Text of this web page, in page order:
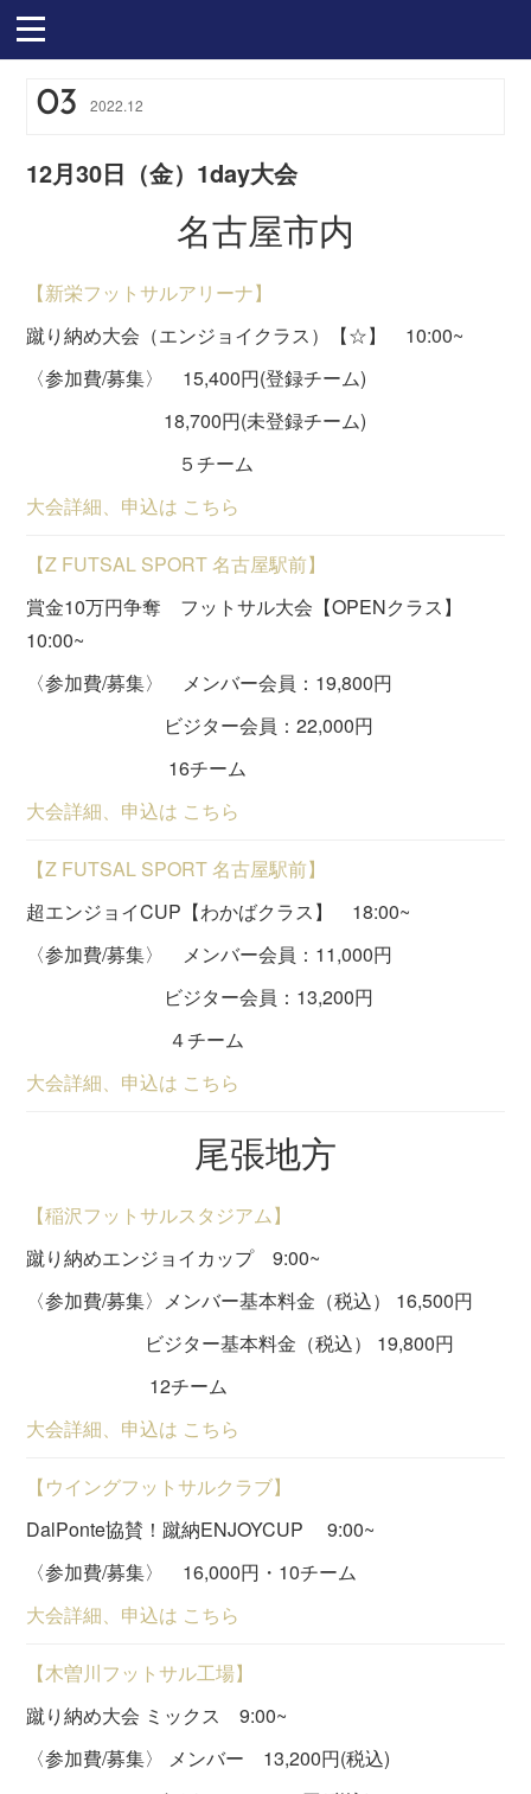
03 2022.12
12月30日（金）1day大会
名古屋市内
【新栄フットサルアリーナ】
蹴り納め大会（エンジョイクラス）【☆】 10:00~
〈参加費/募集〉 15,400円(登録チーム)
18,700円(未登録チーム)
５チーム
大会詳細、申込は こちら
【Z FUTSAL SPORT 名古屋駅前】
賞金10万円争奪 フットサル大会【OPENクラス】
10:00~
〈参加費/募集〉 メンバー会員：19,800円
ビジター会員：22,000円
16チーム
大会詳細、申込は こちら
【Z FUTSAL SPORT 名古屋駅前】
超エンジョイCUP【わかばクラス】 18:00~
〈参加費/募集〉 メンバー会員：11,000円
ビジター会員：13,200円
４チーム
大会詳細、申込は こちら
尾張地方
【稲沢フットサルスタジアム】
蹴り納めエンジョイカップ 9:00~
〈参加費/募集〉メンバー基本料金（税込） 16,500円
ビジター基本料金（税込） 19,800円
12チーム
大会詳細、申込は こちら
【ウイングフットサルクラブ】
DalPonte協賛！蹴納ENJOYCUP 9:00~
〈参加費/募集〉 16,000円・10チーム
大会詳細、申込は こちら
【木曽川フットサル工場】
蹴り納め大会 ミックス 9:00~
〈参加費/募集〉 メンバー 13,200円(税込)